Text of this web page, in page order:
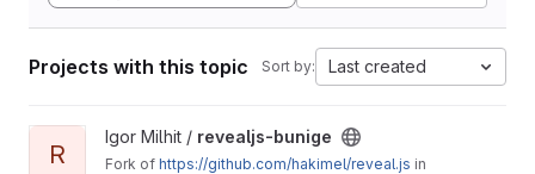
Projects with this topic Sort by: Last created
View revealjs-bunige project
R
Igor Milhit / revealjs-bunige
Fork of https://github.com/hakimel/reveal.js in